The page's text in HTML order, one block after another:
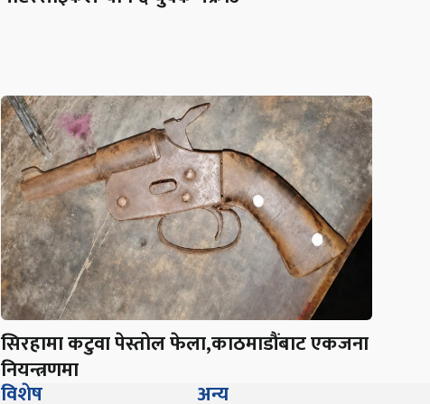
सिरहामा कटुवा पेस्तोल फेला,काठमाडौंबाट एकजना
नियन्त्रणमा
विशेष अन्य